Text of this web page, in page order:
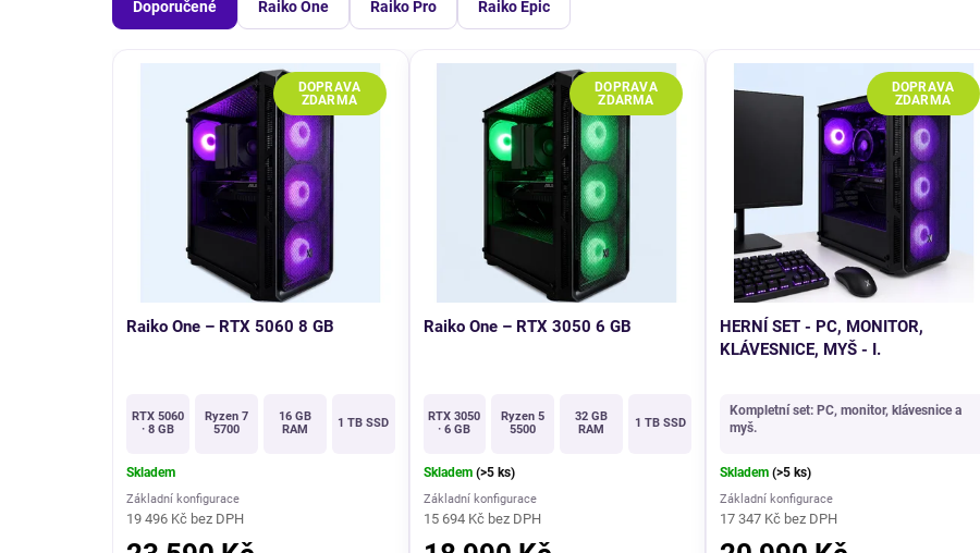
Doporučené Raiko One Raiko Pro Raiko Epic
Raiko One – RTX 5060 8 GB
RTX 5060
· 8 GB
Ryzen 7
5700
16 GB
RAM
1 TB SSD
Skladem
Základní konfigurace
19 496 Kč bez DPH
NOVINKA
Raiko One – RTX 3050 6 GB
RTX 3050
· 6 GB
Ryzen 5
5500
32 GB
RAM
1 TB SSD
Skladem (>5 ks)
Základní konfigurace
15 694 Kč bez DPH
HERNÍ SET - PC, MONITOR,
KLÁVESNICE, MYŠ - I.
Kompletní set: PC, monitor, klávesnice a
myš.
Skladem (>5 ks)
Základní konfigurace
17 347 Kč bez DPH